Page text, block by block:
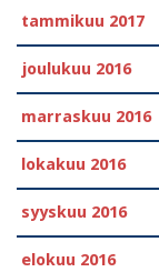
tammikuu 2017
joulukuu 2016
marraskuu 2016
lokakuu 2016
syyskuu 2016
elokuu 2016